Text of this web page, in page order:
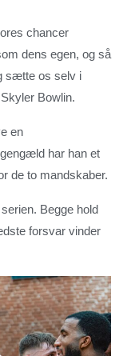
chancer
dens egen, og så
sætte os selv i
Bowlin.
en
har han et
de to mandskaber.
Begge hold
forsvar vinder